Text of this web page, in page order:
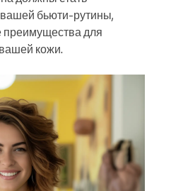
бьюти‑рутины,
преимущества для
кожи.